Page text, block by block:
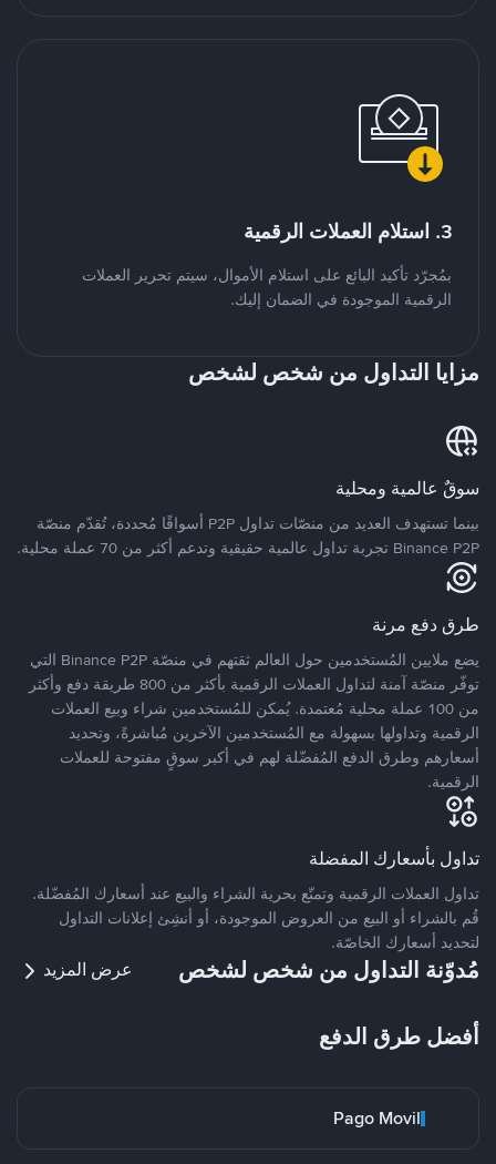
3. استلام العملات الرقمية
بمُجرّد تأكيد البائع على استلام الأموال، سيتم تحرير العملات
الرقمية الموجودة في الضمان إليك.
مزايا التداول من شخص لشخص
سوقٌ عالمية ومحلية
بينما تستهدف العديد من منصّات تداول P2P أسواقًا مُحددة، تُقدّم منصّة
Binance P2P تجربة تداول عالمية حقيقية وتدعم أكثر من 70 عملة محلية.
طرق دفع مرنة
يضع ملايين المُستخدمين حول العالم ثقتهم في منصّة Binance P2P التي
توفّر منصّة آمنة لتداول العملات الرقمية بأكثر من 800 طريقة دفع وأكثر
من 100 عملة محلية مُعتمدة. يُمكن للمُستخدمين شراء وبيع العملات
الرقمية وتداولها بسهولة مع المُستخدمين الآخرين مُباشرةً، وتحديد
أسعارهم وطرق الدفع المُفضّلة لهم في أكبر سوقٍ مفتوحة للعملات
الرقمية.
تداول بأسعارك المفضلة
تداول العملات الرقمية وتمتّع بحرية الشراء والبيع عند أسعارك المُفضّلة.
قُم بالشراء أو البيع من العروض الموجودة، أو أنشِئ إعلانات التداول
لتحديد أسعارك الخاصّة.
مُدوّنة التداول من شخص لشخص عرض المزيد
أفضل طرق الدفع
Pago Movil